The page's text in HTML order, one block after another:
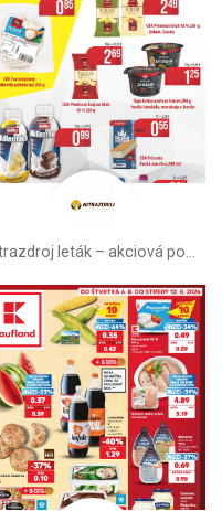
Nitrazdroj leták –⁠ akciová ponuka